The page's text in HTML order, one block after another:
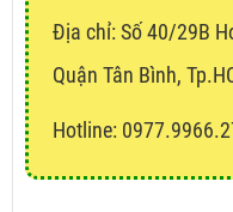
Địa chỉ: Số 40/29B
Quận Tân Bình,
Hotline: